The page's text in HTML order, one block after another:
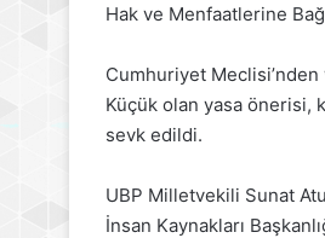
Hak ve Menfaatlerine
Cumhuriyet
Küçük olan yasa önerisi,
sevk edildi.
UBP Milletvekili Sunat
İnsan Kaynakları